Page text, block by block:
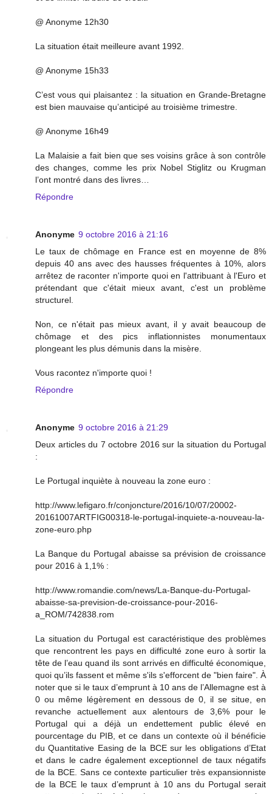
@ Anonyme 12h30
La situation était meilleure avant 1992.
@ Anonyme 15h33
C’est vous qui plaisantez : la situation en Grande-Bretagne
est bien mauvaise qu’anticipé au troisième trimestre.
@ Anonyme 16h49
La Malaisie a fait bien que ses voisins grâce à son contrôle
des changes, comme les prix Nobel Stiglitz ou Krugman
l’ont montré dans des livres…
Répondre
Anonyme 9 octobre 2016 à 21:16
Le taux de chômage en France est en moyenne de 8%
depuis 40 ans avec des hausses fréquentes à 10%, alors
arrêtez de raconter n'importe quoi en l'attribuant à l'Euro et
prétendant que c'était mieux avant, c'est un problème
structurel.
Non, ce n'était pas mieux avant, il y avait beaucoup de
chômage et des pics inflationnistes monumentaux
plongeant les plus démunis dans la misère.
Vous racontez n'importe quoi !
Répondre
Anonyme 9 octobre 2016 à 21:29
Deux articles du 7 octobre 2016 sur la situation du Portugal
:
Le Portugal inquiète à nouveau la zone euro :
http://www.lefigaro.fr/conjoncture/2016/10/07/20002-
20161007ARTFIG00318-le-portugal-inquiete-a-nouveau-la-
zone-euro.php
La Banque du Portugal abaisse sa prévision de croissance
pour 2016 à 1,1% :
http://www.romandie.com/news/La-Banque-du-Portugal-
abaisse-sa-prevision-de-croissance-pour-2016-
a_ROM/742838.rom
La situation du Portugal est caractéristique des problèmes
que rencontrent les pays en difficulté zone euro à sortir la
tête de l’eau quand ils sont arrivés en difficulté économique,
quoi qu’ils fassent et même s'ils s'efforcent de "bien faire". À
noter que si le taux d’emprunt à 10 ans de l’Allemagne est à
0 ou même légèrement en dessous de 0, il se situe, en
revanche actuellement aux alentours de 3,6% pour le
Portugal qui a déjà un endettement public élevé en
pourcentage du PIB, et ce dans un contexte où il bénéficie
du Quantitative Easing de la BCE sur les obligations d’Etat
et dans le cadre également exceptionnel de taux négatifs
de la BCE. Sans ce contexte particulier très expansionniste
de la BCE le taux d’emprunt à 10 ans du Portugal serait